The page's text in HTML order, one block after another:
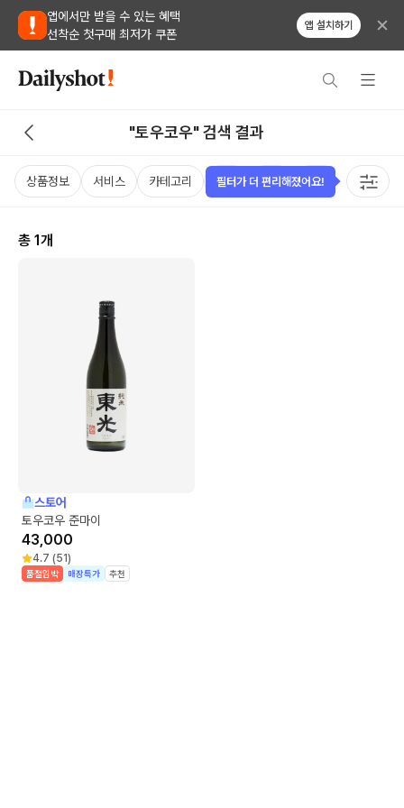
앱에서만 받을 수 있는 혜택
선착순 첫구매 최저가 쿠폰
앱 설치하기
"토우코우" 검색 결과
상품정보 서비스 카테고리 가격 국가 용량 태그
총 1개
스토어
토우코우 준마이
43,000
4.7 (51)
품절임박 매장특가 추천
필터가 더 편리해졌어요!